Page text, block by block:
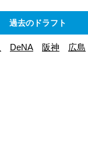
過去のドラフト
DeNA 阪神 広島